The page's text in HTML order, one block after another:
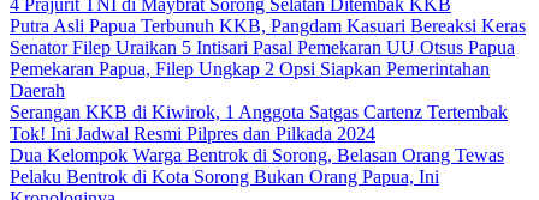
4 Prajurit TNI di Maybrat Sorong Selatan Ditembak KKB
Putra Asli Papua Terbunuh KKB, Pangdam Kasuari Bereaksi Keras
Senator Filep Uraikan 5 Intisari Pasal Pemekaran UU Otsus Papua
Pemekaran Papua, Filep Ungkap 2 Opsi Siapkan Pemerintahan
Daerah
Serangan KKB di Kiwirok, 1 Anggota Satgas Cartenz Tertembak
Tok! Ini Jadwal Resmi Pilpres dan Pilkada 2024
Dua Kelompok Warga Bentrok di Sorong, Belasan Orang Tewas
Pelaku Bentrok di Kota Sorong Bukan Orang Papua, Ini